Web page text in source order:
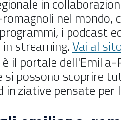
in
nel mondo,
i podcast
streaming.Vai al
è il portale
si possono scoprire
iniziative pensate per